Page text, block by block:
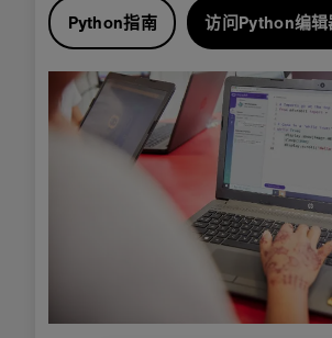
Python指南 访问Python编辑